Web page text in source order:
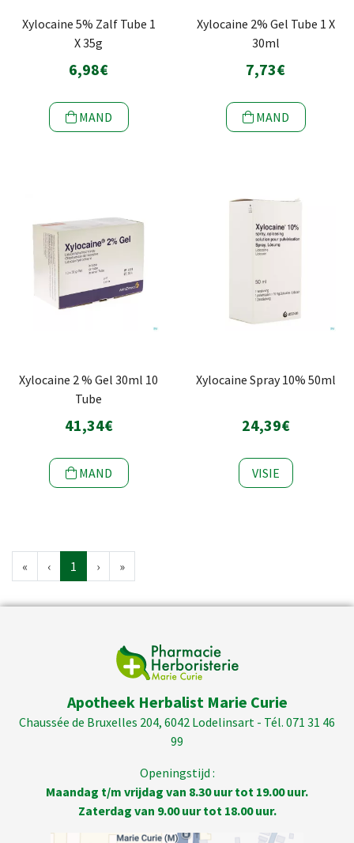
Xylocaine 5% Zalf Tube 1
X 35g
6,98€
MAND
Xylocaine 2% Gel Tube 1 X
30ml
7,73€
MAND
Xylocaine 2 % Gel 30ml 10
Tube
41,34€
MAND
Xylocaine Spray 10% 50ml
24,39€
VISIE
« ‹ 1 › »
Apotheek Herbalist Marie Curie
Chaussée de Bruxelles 204, 6042 Lodelinsart - Tél. 071 31 46
99
Openingstijd :
Maandag t/m vrijdag van 8.30 uur tot 19.00 uur.
Zaterdag van 9.00 uur tot 18.00 uur.